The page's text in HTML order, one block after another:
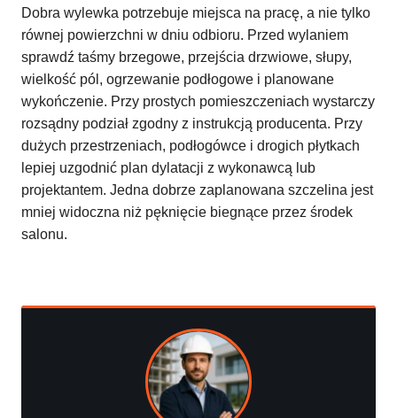
Dobra wylewka potrzebuje miejsca na pracę, a nie tylko
równej powierzchni w dniu odbioru. Przed wylaniem
sprawdź taśmy brzegowe, przejścia drzwiowe, słupy,
wielkość pól, ogrzewanie podłogowe i planowane
wykończenie. Przy prostych pomieszczeniach wystarczy
rozsądny podział zgodny z instrukcją producenta. Przy
dużych przestrzeniach, podłogówce i drogich płytkach
lepiej uzgodnić plan dylatacji z wykonawcą lub
projektantem. Jedna dobrze zaplanowana szczelina jest
mniej widoczna niż pęknięcie biegnące przez środek
salonu.